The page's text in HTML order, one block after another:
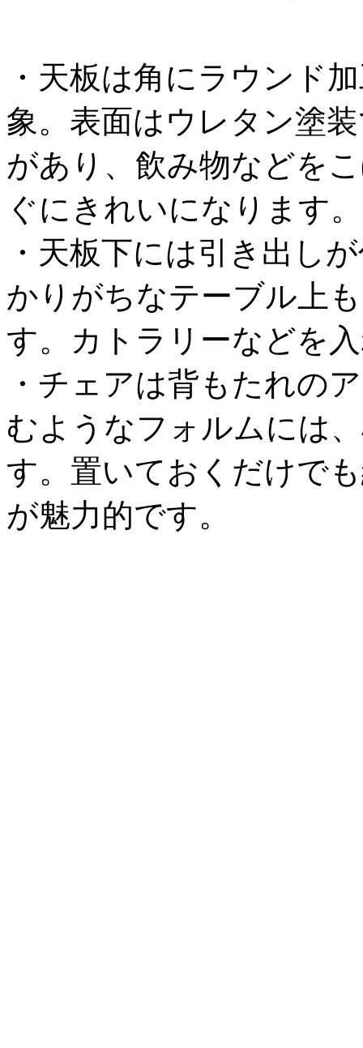
・天板は角にラウンド
象。表面はウレタン塗
があり、飲み物などを
ぐにきれいになります
・天板下には引き出し
かりがちなテーブル上
す。カトラリーなどを
・チェアは背もたれの
むようなフォルムには
す。置いておくだけで
が魅力的です。